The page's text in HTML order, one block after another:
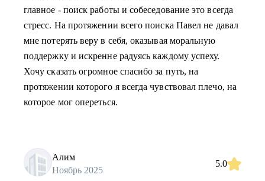
главное - поиск работы и собеседование это всегда
стресс. На протяжении всего поиска Павел не давал
мне потерять веру в себя, оказывая моральную
поддержку и искренне радуясь каждому успеху.
Хочу сказать огромное спасибо за путь, на
протяжении которого я всегда чувствовал плечо, на
которое мог опереться.
Алим
Ноябрь 2025
5.0